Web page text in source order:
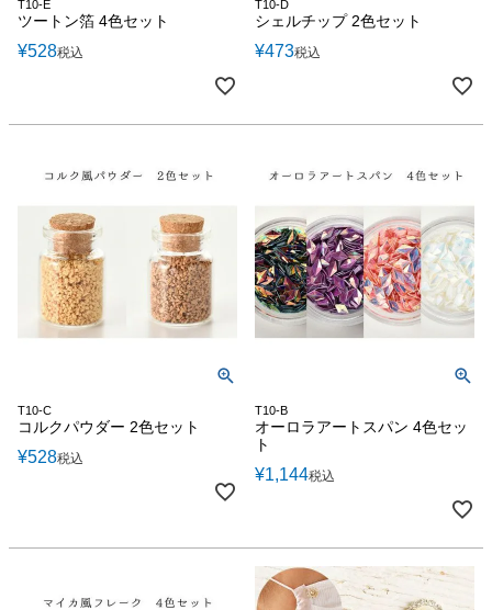
T10-E
ツートン箔 4色セット
¥528税込
T10-D
シェルチップ 2色セット
¥473税込
T10-C
コルクパウダー 2色セット
¥528税込
T10-B
オーロラアートスパン 4色セッ
ト
¥1,144税込